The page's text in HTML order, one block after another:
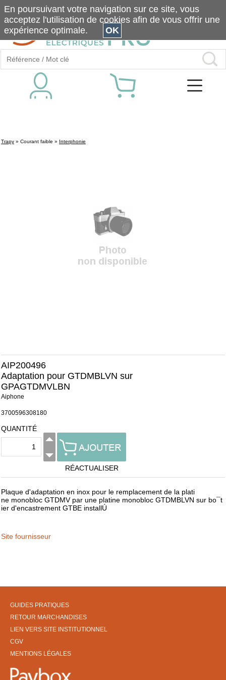
Trapy » Courant faible » Interphonie
AIP200496
Adaptation pour GTDMBLVN sur
GPAGTDMVLBN
Aiphone
3700596308180
QUANTITÉ
RÉACTUALISER
Plaque d'adaptation en inox pour le remplacement de la plati
ne monobloc GTDMV par une platine monobloc GTDMBLVN sur bo¯t
ier d'encastrement GTBE installÚ
Site fournisseur
GUIDES PRATIQUES
RETOUR MARCHANDISES
LIEN VERS SITE INSTITUTIONNEL
CGV
MENTIONS LÉGALES
En poursuivant votre navigation sur ce site, vous
acceptez l'utilisation de cookies afin de vous offrir une
expérience optimale.
OK